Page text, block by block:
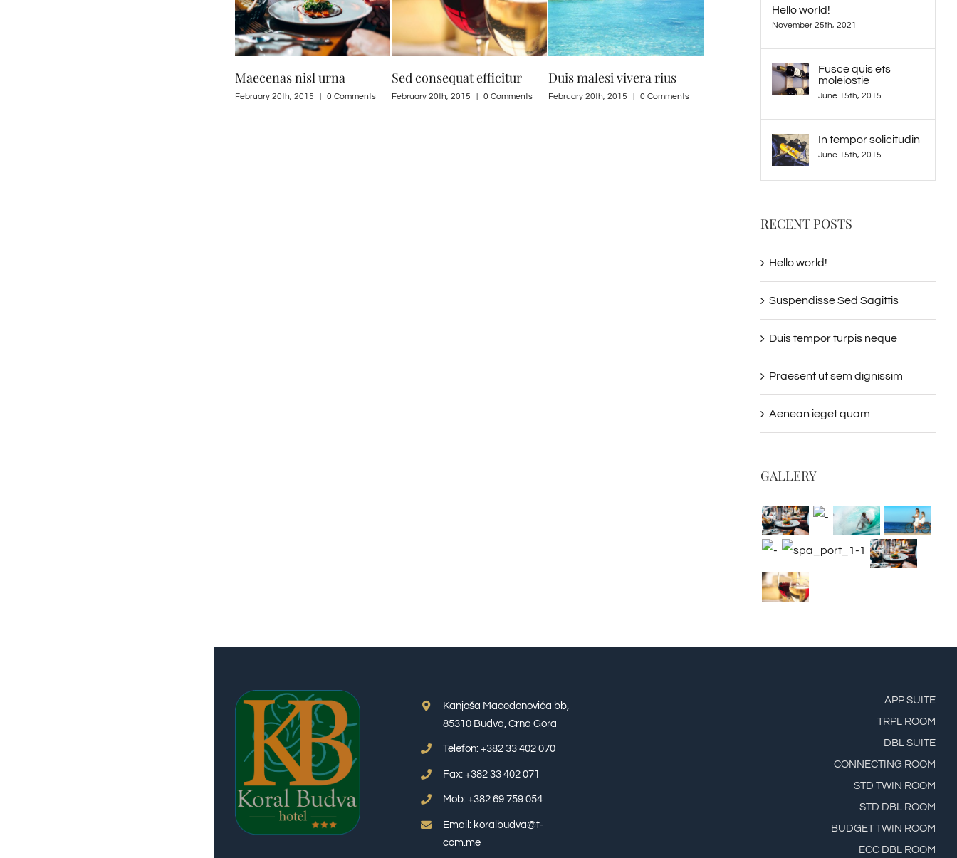
Sed consequat efficitur
February 20th, 2015 0 Comments
Duis malesi vivera rius
February 20th, 2015 0 Comments
Sed ut perspiciatis
May 21st, 2015 | 0 Comments
Hello world!
November 25th, 2021
Fusce quis ets
moleiostie
June 15th, 2015
In tempor solicitudin
June 15th, 2015
RECENT POSTS
Hello world!
Suspendisse Sed Sagittis
Duis tempor turpis neque
Praesent ut sem dignissim
Aenean ieget quam
GALLERY
Kanjoša Macedonovića bb,
85310 Budva, Crna Gora
Telefon: +382 33 402 070
Fax: +382 33 402 071
Mob: +382 69 759 054
Email: koralbudva@t-
com.me
APP SUITE
TRPL ROOM
DBL SUITE
CONNECTING ROOM
STD TWIN ROOM
STD DBL ROOM
BUDGET TWIN ROOM
ECC DBL ROOM